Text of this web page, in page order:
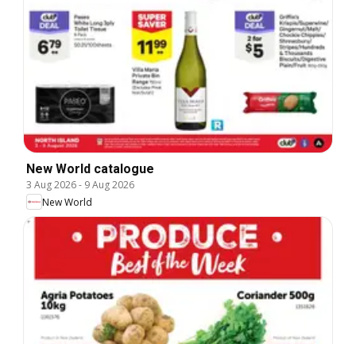
New World catalogue
3 Aug 2026- 9 Aug 2026
New World